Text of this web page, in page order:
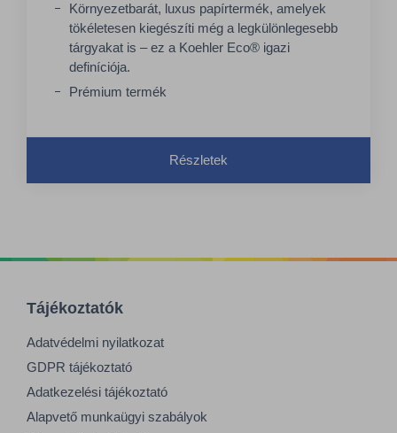
Környezetbarát, luxus papírtermék, amelyek
tökéletesen kiegészíti még a legkülönlegesebb
tárgyakat is – ez a Koehler Eco® igazi
definíciója.
Prémium termék
Részletek
Tájékoztatók
Adatvédelmi nyilatkozat
GDPR tájékoztató
Adatkezelési tájékoztató
Alapvető munkaügyi szabályok